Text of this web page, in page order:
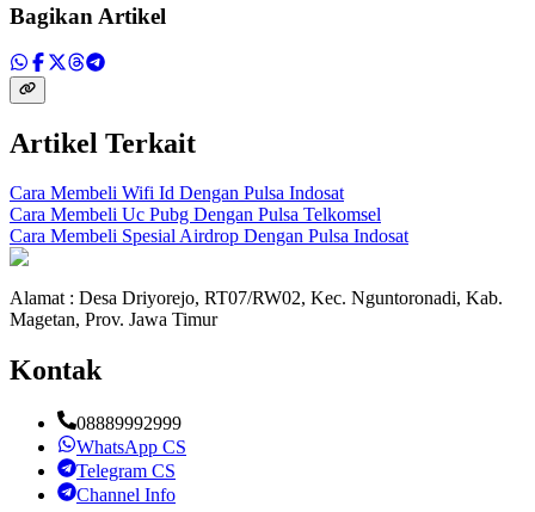
Bagikan Artikel
Artikel Terkait
Cara Membeli Wifi Id Dengan Pulsa Indosat
Cara Membeli Uc Pubg Dengan Pulsa Telkomsel
Cara Membeli Spesial Airdrop Dengan Pulsa Indosat
Alamat : Desa Driyorejo, RT07/RW02, Kec. Nguntoronadi, Kab.
Magetan, Prov. Jawa Timur
Kontak
08889992999
WhatsApp CS
Telegram CS
Channel Info